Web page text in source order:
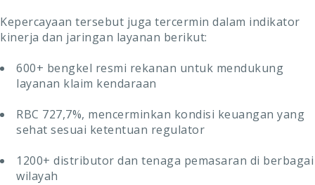
Kepercayaan tersebut juga tercermin dalam indikator
kinerja dan jaringan layanan berikut:
600+ bengkel resmi rekanan untuk mendukung
layanan klaim kendaraan
RBC 727,7%, mencerminkan kondisi keuangan yang
sehat sesuai ketentuan regulator
1200+ distributor dan tenaga pemasaran di berbagai
wilayah